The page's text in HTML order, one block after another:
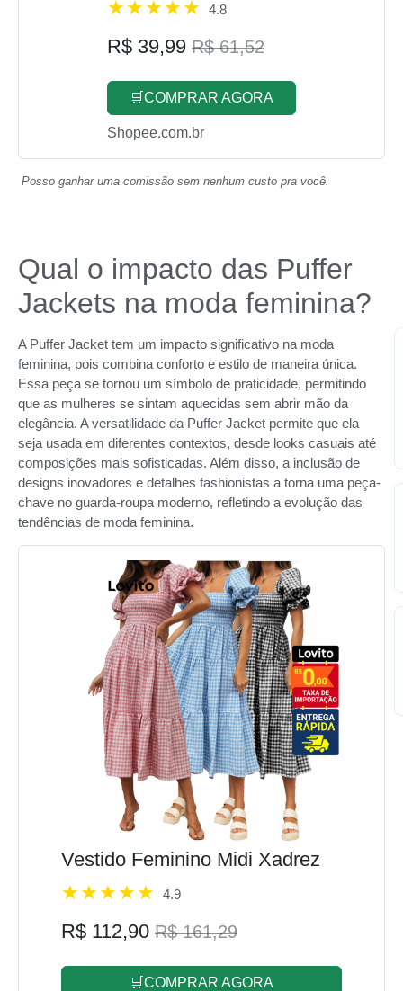
4.8
R$ 39,99 R$ 61,52
🛒COMPRAR AGORA
Shopee.com.br
Posso ganhar uma comissão sem nenhum custo pra você.
Qual o impacto das Puffer
Jackets na moda feminina?
A Puffer Jacket tem um impacto significativo na moda
feminina, pois combina conforto e estilo de maneira única.
Essa peça se tornou um símbolo de praticidade, permitindo
que as mulheres se sintam aquecidas sem abrir mão da
elegância. A versatilidade da Puffer Jacket permite que ela
seja usada em diferentes contextos, desde looks casuais até
composições mais sofisticadas. Além disso, a inclusão de
designs inovadores e detalhes fashionistas a torna uma peça-
chave no guarda-roupa moderno, refletindo a evolução das
tendências de moda feminina.
Vestido Feminino Midi Xadrez
4.9
R$ 112,90 R$ 161,29
🛒COMPRAR AGORA